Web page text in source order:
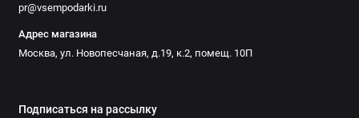
pr@vsempodarki.ru
Адрес магазина
Москва, ул. Новопесчаная, д.19, к.2, помещ. 10П
Подписаться на рассылку